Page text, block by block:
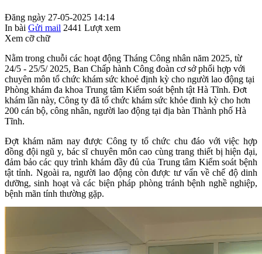
Đăng ngày 27-05-2025 14:14
In bài Gửi mail 2441 Lượt xem
Xem cỡ chữ
Nằm trong chuỗi các hoạt động Tháng Công nhân năm 2025, từ
24/5 - 25/5/ 2025, Ban Chấp hành Công đoàn cơ sở phối hợp với
chuyên môn tổ chức khám sức khoẻ định kỳ cho người lao động tại
Phòng khám đa khoa Trung tâm Kiểm soát bệnh tật Hà Tĩnh. Đơt
khám lần này, Công ty đã tổ chức khám sức khỏe đinh kỳ cho hơn
200 cán bộ, công nhân, người lao động tại địa bàn Thành phố Hà
Tĩnh.
Đợt khám năm nay được Công ty tổ chức chu đáo với việc hợp
đồng đội ngũ y, bác sĩ chuyên môn cao cùng trang thiết bị hiện đại,
đảm bảo các quy trình khám đầy đủ của Trung tâm Kiểm soát bệnh
tật tỉnh. Ngoài ra, người lao động còn được tư vấn về chế độ dinh
dưỡng, sinh hoạt và các biện pháp phòng tránh bệnh nghề nghiệp,
bệnh mãn tính thường gặp.